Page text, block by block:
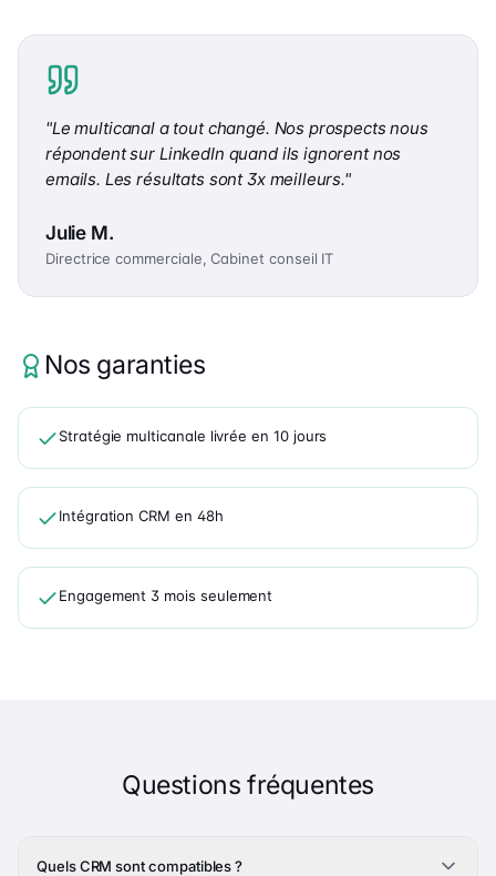
"Le multicanal a tout changé. Nos prospects nous
répondent sur LinkedIn quand ils ignorent nos
emails. Les résultats sont 3x meilleurs."
Julie M.
Directrice commerciale, Cabinet conseil IT
Nos garanties
Stratégie multicanale livrée en 10 jours
Intégration CRM en 48h
Engagement 3 mois seulement
Questions fréquentes
Quels CRM sont compatibles ?